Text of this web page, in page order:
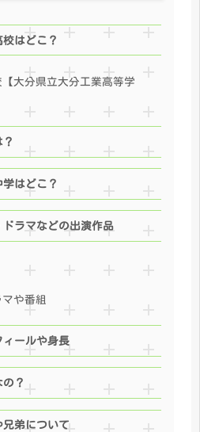
はどこ？
大分県立大分工業高等学
はどこ？
ラマなどの出演作品
や番組
ィールや身長
？
弟について